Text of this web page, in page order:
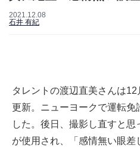
2021.12.08
石井 有紀
タレントの渡辺直美さんは
更新。ニューヨークで運転免
した。後日、撮影し直すと
が使用され、「感情無い眼差